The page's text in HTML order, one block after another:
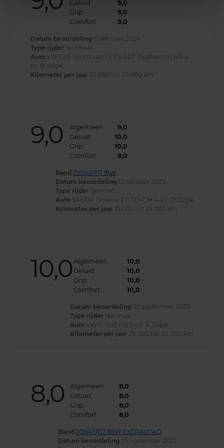
Geluid
9,0
Grip
9,0
Comfort
9,0
Datum beoordeling 19 februari 2024
Type rijder Normaal
Auto VW Golf Sportsvan 1.5 TSi ACT BlueMotion HB 4-
cil. B 150pk
Kilometer per jaar 25.000 tot 50.000 km
9,0 Algemeen
9,0
Geluid
10,0
Grip
10,0
Comfort
9,0
Band 225/45R17 91W
Datum beoordeling 12 oktober 2023
Type rijder Sportief
Auto SKODA Octavia 2.0 TDi CM 4-cil. D 150pk
Kilometer per jaar 10.000 tot 25.000 km
10,0 Algemeen
10,0
Geluid
10,0
Grip
10,0
Comfort
10,0
Datum beoordeling 22 september 2023
Type rijder Normaal
Auto VW E-Golf HB 0-cil. A 136pk
Kilometer per jaar 25.000 tot 50.000 km
8,0 Algemeen
8,0
Geluid
8,0
Grip
8,0
Comfort
8,0
Band 205/45R17 88W EXTRALOAD
Datum beoordeling 29 november 2022